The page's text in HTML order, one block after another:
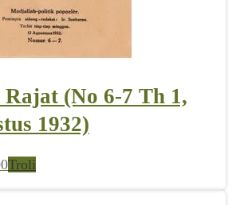
(No 6-7 Th 1,
1932)
Troli